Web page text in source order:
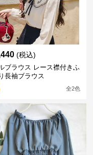
(税込)
ブラウス レース襟付きふ
長袖ブラウス
全2色